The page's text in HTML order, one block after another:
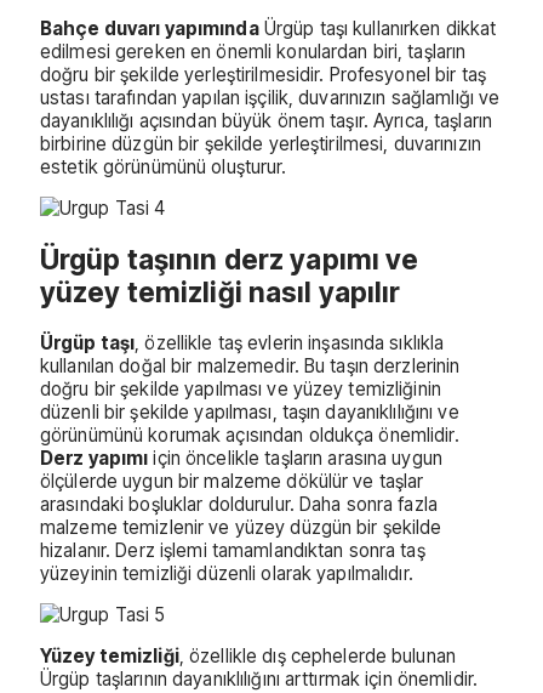
Bahçe duvarı yapımındaÜrgüp taşı kullanırken dikkat
edilmesi gereken en önemli konulardan biri, taşların
doğru bir şekilde yerleştirilmesidir. Profesyonel bir taş
ustası tarafından yapılan işçilik, duvarınızın sağlamlığı ve
dayanıklılığı açısından büyük önem taşır. Ayrıca, taşların
birbirine düzgün bir şekilde yerleştirilmesi, duvarınızın
estetik görünümünü oluşturur.
Ürgüp taşının derz yapımı ve
yüzey temizliği nasıl yapılır
Ürgüp taşı, özellikle taş evlerin inşasında sıklıkla
kullanılan doğal bir malzemedir. Bu taşın derzlerinin
doğru bir şekilde yapılması ve yüzey temizliğinin
düzenli bir şekilde yapılması, taşın dayanıklılığını ve
görünümünü korumak açısından oldukça önemlidir.
Derz yapımı için öncelikle taşların arasına uygun
ölçülerde uygun bir malzeme dökülür ve taşlar
arasındaki boşluklar doldurulur. Daha sonra fazla
malzeme temizlenir ve yüzey düzgün bir şekilde
hizalanır. Derz işlemi tamamlandıktan sonra taş
yüzeyinin temizliği düzenli olarak yapılmalıdır.
Yüzey temizliği, özellikle dış cephelerde bulunan
Ürgüp taşlarının dayanıklılığını arttırmak için önemlidir.